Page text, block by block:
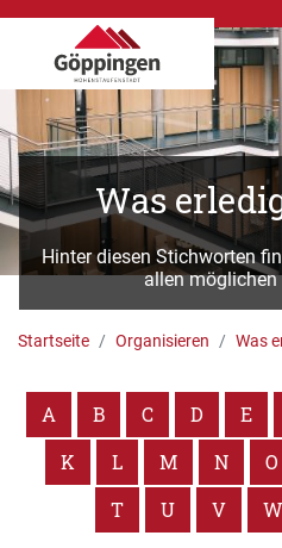
Was
Hinter diesen Stichworten
allen möglichen
Startseite Organisieren Was
A B C D E
K
L M N O
T
U V W